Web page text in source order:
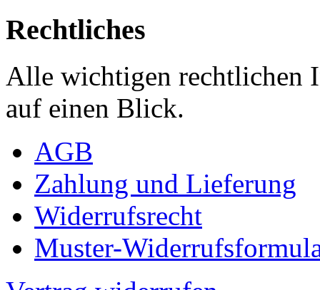
Rechtliches
Alle wichtigen rechtlichen
auf einen Blick.
AGB
Zahlung und Lieferung
Widerrufsrecht
Muster-